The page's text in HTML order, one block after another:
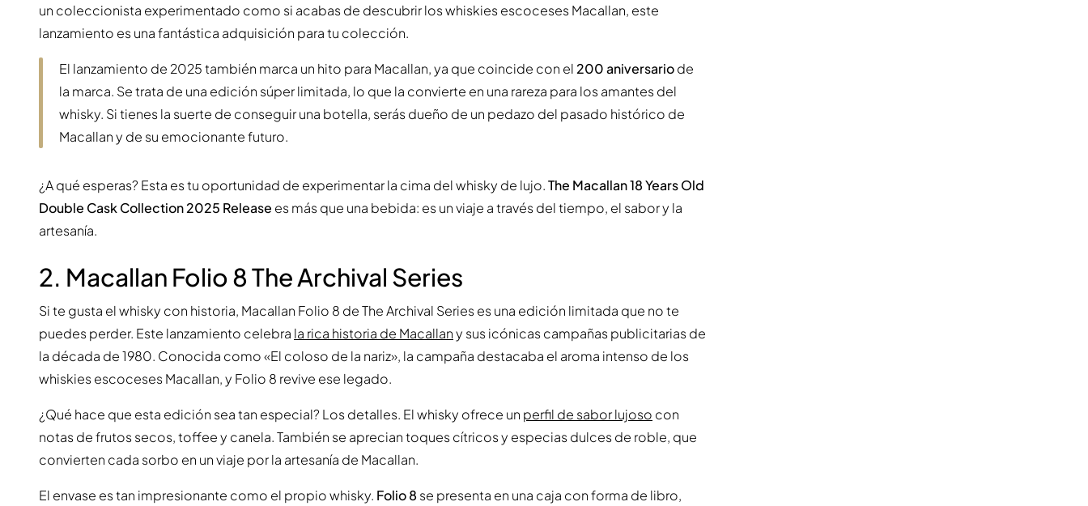
un coleccionista experimentado como si acabas de descubrir los whiskies escoceses Macallan, este
lanzamiento es una fantástica adquisición para tu colección.
El lanzamiento de 2025 también marca un hito para Macallan, ya que coincide con el 200 aniversariode
la marca. Se trata de una edición súper limitada, lo que la convierte en una rareza para los amantes del
whisky. Si tienes la suerte de conseguir una botella, serás dueño de un pedazo del pasado histórico de
Macallan y de su emocionante futuro.
¿A qué esperas? Esta es tu oportunidad de experimentar la cima del whisky de lujo.The Macallan 18 Years Old
Double Cask Collection 2025 Release es más que una bebida: es un viaje a través del tiempo, el sabor y la
artesanía.
2. Macallan Folio 8 The Archival Series
Si te gusta el whisky con historia, Macallan Folio 8 de The Archival Series es una edición limitada que no te
puedes perder. Este lanzamiento celebra la rica historia de Macallany sus icónicas campañas publicitarias de
la década de 1980. Conocida como «El coloso de la nariz», la campaña destacaba el aroma intenso de los
whiskies escoceses Macallan, y Folio 8 revive ese legado.
¿Qué hace que esta edición sea tan especial? Los detalles. El whisky ofrece un perfil de sabor lujoso con
notas de frutos secos, toffee y canela. También se aprecian toques cítricos y especias dulces de roble, que
convierten cada sorbo en un viaje por la artesanía de Macallan.
El envase es tan impresionante como el propio whisky. Folio 8 se presenta en una caja con forma de libro,